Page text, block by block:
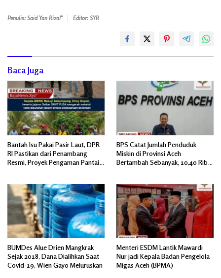
Penulis: Said Yan Rizal" Editor: SYR
Baca Juga
Bantah Isu Pakai Pasir Laut, DPR
RI Pastikan dari Penambang
Resmi, Proyek Pengaman Pantai
BPS Catat Jumlah Penduduk
Miskin di Provinsi Aceh
Bertambah Sebanyak, 10,40 Ribu
BUMDes Alue Drien Mangkrak
Sejak 2018, Dana Dialihkan Saat
Covid-19, Wien Gayo Meluruskan
Menteri ESDM Lantik Mawardi
Nur jadi Kepala Badan Pengelola
Migas Aceh (BPMA)